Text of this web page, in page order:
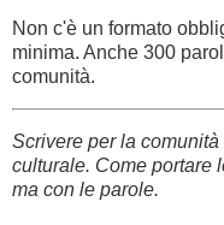
Non c'è un formato
minima. Anche 300
comunità.
Scrivere per la
culturale. Come portare
ma con le parole.